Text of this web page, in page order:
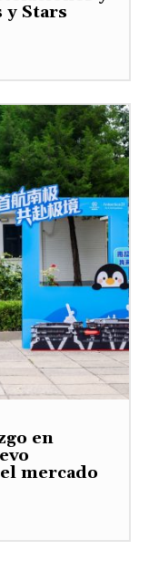
y Stars
en
mercado